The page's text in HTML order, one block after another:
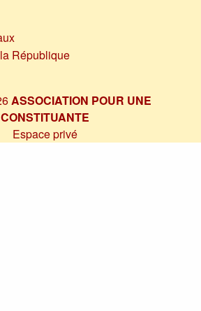
République
ASSOCIATION POUR UNE
CONSTITUANTE
Espace privé